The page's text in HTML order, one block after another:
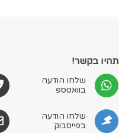
תהיו בקשר!
שלחו הודעה
בוואטספ
שלחו הודעה
בפייסבוק